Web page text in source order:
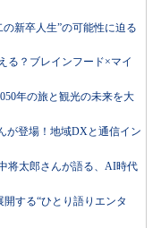
新卒人生”の可能性に迫る
る？ブレインフード×マイ
年の旅と観光の未来を大
が登場！地域DXと通信イン
将太郎さんが語る、AI時代
する“ひとり語りエンタ